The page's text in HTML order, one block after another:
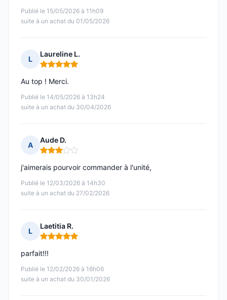
Publié le 15/05/2026 à 11h09
suite à un achat du 01/05/2026
L
Laureline L.
Note : 5 sur 5
Publié le 14/05/2026 à 13h24
suite à un achat du 30/04/2026
Au top ! Merci.
A
Aude D.
Note : 3 sur 5
Publié le 12/03/2026 à 14h30
suite à un achat du 27/02/2026
j'aimerais pourvoir commander à l'unité,
L
Laetitia R.
Note : 5 sur 5
Publié le 12/02/2026 à 16h06
suite à un achat du 30/01/2026
parfait!!!